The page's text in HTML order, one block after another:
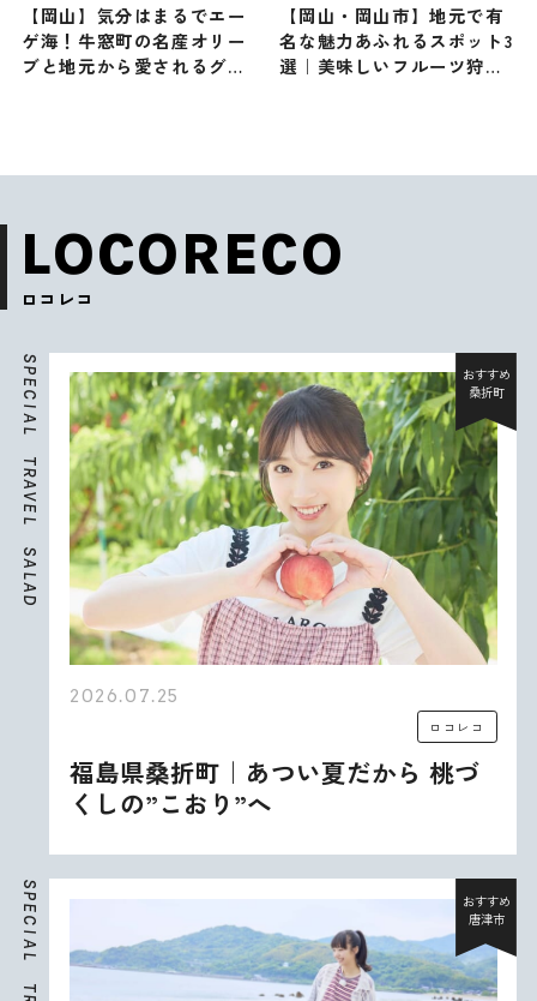
【岡山】気分はまるでエー
ゲ海！牛窓町の名産オリー
ブと地元から愛されるグル
【岡山・岡山市】地元で有
名な魅力あふれるスポット3
選｜美味しいフルーツ狩り
LOCORECO
ロコレコ
S
P
E
C
I
A
L
T
R
A
V
E
L
S
A
L
A
D
おすすめ
桑折町
2026.07.25
ロコレコ
福島県桑折町｜あつい夏だから 桃づ
くしの”こおり”へ
S
P
E
C
I
A
L
T
おすすめ
唐津市